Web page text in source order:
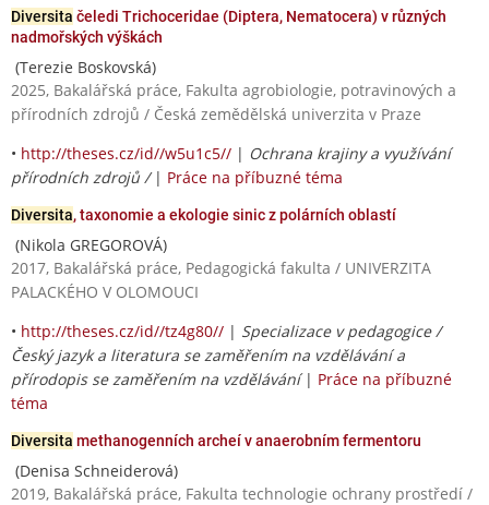
Diversita čeledi Trichoceridae (Diptera, Nematocera) v různých
nadmořských výškách
(Terezie Boskovská)
2025, Bakalářská práce, Fakulta agrobiologie, potravinových a
přírodních zdrojů / Česká zemědělská univerzita v Praze
• http://theses.cz/id//w5u1c5// | Ochrana krajiny a využívání
přírodních zdrojů / | Práce na příbuzné téma
Diversita, taxonomie a ekologie sinic z polárních oblastí
(Nikola GREGOROVÁ)
2017, Bakalářská práce, Pedagogická fakulta / UNIVERZITA
PALACKÉHO V OLOMOUCI
• http://theses.cz/id//tz4g80// | Specializace v pedagogice /
Český jazyk a literatura se zaměřením na vzdělávání a
přírodopis se zaměřením na vzdělávání| Práce na příbuzné
téma
Diversita methanogenních archeí v anaerobním fermentoru
(Denisa Schneiderová)
2019, Bakalářská práce, Fakulta technologie ochrany prostředí /